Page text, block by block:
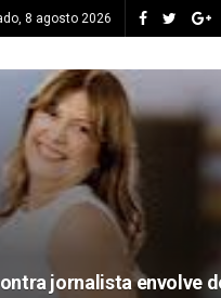
8 agosto 2026
jornalista envolve